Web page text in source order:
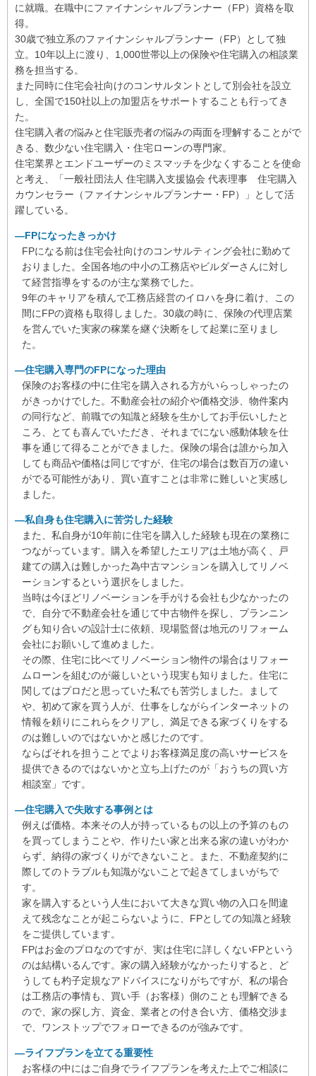
当者様です！こちらの質問に対するアドバイスも的確で、
す。
次の家を賃貸にするか、購入するかも決めていない中で無
料相談に申し込んだのですが、その際に現実的な予算や無
理のない月々の支払金額をシミュレーションしていただ
き、住宅購入を前向きに考えられるようになりました。
き、夫婦共々感謝しています。売主様への価格交渉をして
いただけたのは大変ありがたく、お任せして本当に良かっ
たです！
★★★★★
Mayuko T 様
戸建て→中古マンションへの住替えを検討していた折、予
た。
知識もあまり無く当初はざっくりとしたイメージしかなく
不安な中でのスタートでしたが色々お話しし、ご提案いた
だくうち不安も解消され、無事住替えが完了しました。
私の現況に見合った物件を探していただきアドバイスがも
らえ、細かい質問にもメール・電話にて気さくにお答えい
ただきました。
売却・購入また保険についてもワンストップで対応いただ
けたので時間的にとても助かりました。
猛暑で家探しの気力も失いそうでしたが、契約まで辛抱強
くサポートくださり本当にありがとうございました。
★★★★★Yoshi N 様
家を購入する際に、場所、マンションか戸建か、何をすれ
ばいいか等、全く知識がない所から、選び方や費用等様々
なことを教えていただきました。
購入する際にも、内見で見た方が良いポイントを教えてい
いただきました。
住宅選びから引き渡しまで、あまり時間がない中、とても
協力的で助かりました。
また、紹介いただいたオプション工事や火災保険も、他と
比較した時に割安でよかったです。
今、その家で楽しい新生活を送っています。とても満足し
ています。
色々とお世話になりました。
★★★★★筒井勇輔 様
大きな買い物になるので色々調べた結果、相談させていた
だきました。結果は大満足です。
売る側でも買う側でもないので、良いところはもちろん、
悪いところもはっきりと言ってくれます。
また、一部のHMさんとも繋がりがあり、とても良い担当
者の方を紹介してくれます。
まずは無料のセミナーに参加してみると良いです。その後
フプランの相談も実施してみるべきです。買う買わないは
その後でも全然問題ないです。
★★★★★よごよご 様
一生に何度もある訳でない土地・建物購入。夫婦・家族の
ライフプランに合わせて予算は幾らまでなのか現実を指摘
して頂けます。その中で品質も良く予算にマッチしたハウ
スメーカーを紹介して頂けます。結果的にはそのハウスメ
ーカーと契約を行い無事に引き渡しも完了しコンパクトな
がら満足のできる新居にて過ごしております。並行して所
有していたマンションの売却についても我が家の経済事情
もすでにご存じですので仲介をお願いし予想よりも早く売
却も完了。本当にこちらに相談して良かったと思っており
ます。
★★★★★橋本健 様
初めての新居購入で何から始めていいかもわからない中で
に就職。在職中にファイナンシャルプランナー（FP）資格を取
得。
30歳で独立系のファイナンシャルプランナー（FP）として独
立。10年以上に渡り、1,000世帯以上の保険や住宅購入の相談業
務を担当する。
また同時に住宅会社向けのコンサルタントとして別会社を設立
し、全国で150社以上の加盟店をサポートすることも行ってき
た。
住宅購入者の悩みと住宅販売者の悩みの両面を理解することがで
きる、数少ない住宅購入・住宅ローンの専門家。
住宅業界とエンドユーザーのミスマッチを少なくすることを使命
と考え、「一般社団法人 住宅購入支援協会 代表理事 住宅購入
カウンセラー（ファイナンシャルプランナー・FP）」として活
躍している。
―FPになったきっかけ
FPになる前は住宅会社向けのコンサルティング会社に勤めて
おりました。全国各地の中小の工務店やビルダーさんに対し
て経営指導をするのが主な業務でした。
9年のキャリアを積んで工務店経営のイロハを身に着け、この
間にFPの資格も取得しました。30歳の時に、保険の代理店業
を営んでいた実家の稼業を継ぐ決断をして起業に至りまし
た。
―住宅購入専門のFPになった理由
保険のお客様の中に住宅を購入される方がいらっしゃったの
がきっかけでした。不動産会社の紹介や価格交渉、物件案内
の同行など、前職での知識と経験を生かしてお手伝いしたと
ころ、とても喜んでいただき、それまでにない感動体験を仕
事を通じて得ることができました。保険の場合は誰から加入
しても商品や価格は同じですが、住宅の場合は数百万の違い
がでる可能性があり、買い直すことは非常に難しいと実感し
ました。
―私自身も住宅購入に苦労した経験
また、私自身が10年前に住宅を購入した経験も現在の業務に
つながっています。購入を希望したエリアは土地が高く、戸
建ての購入は難しかった為中古マンションを購入してリノベ
ーションするという選択をしました。
当時は今ほどリノベーションを手がける会社も少なかったの
で、自分で不動産会社を通じて中古物件を探し、プランニン
グも知り合いの設計士に依頼、現場監督は地元のリフォーム
会社にお願いして進めました。
その際、住宅に比べてリノベーション物件の場合はリフォー
ムローンを組むのが厳しいという現実も知りました。住宅に
関してはプロだと思っていた私でも苦労しました。まして
や、初めて家を買う人が、仕事をしながらインターネットの
情報を頼りにこれらをクリアし、満足できる家づくりをする
のは難しいのではないかと感じたのです。
ならばそれを担うことでよりお客様満足度の高いサービスを
提供できるのではないかと立ち上げたのが「おうちの買い方
相談室」です。
―住宅購入で失敗する事例とは
例えば価格。本来その人が持っているもの以上の予算のもの
を買ってしまうことや、作りたい家と出来る家の違いがわか
らず、納得の家づくりができないこと。また、不動産契約に
際してのトラブルも知識がないことで起きてしまいがちで
す。
家を購入するという人生において大きな買い物の入口を間違
えて残念なことが起こらないように、FPとしての知識と経験
をご提供しています。
FPはお金のプロなのですが、実は住宅に詳しくないFPという
のは結構いるんです。家の購入経験がなかったりすると、ど
うしても杓子定規なアドバイスになりがちですが、私の場合
は工務店の事情も、買い手（お客様）側のことも理解できる
ので、家の探し方、資金、業者との付き合い方、価格交渉ま
で、ワンストップでフォローできるのが強みです。
―ライフプランを立てる重要性
お客様の中にはご自身でライフプランを考えた上でご相談に